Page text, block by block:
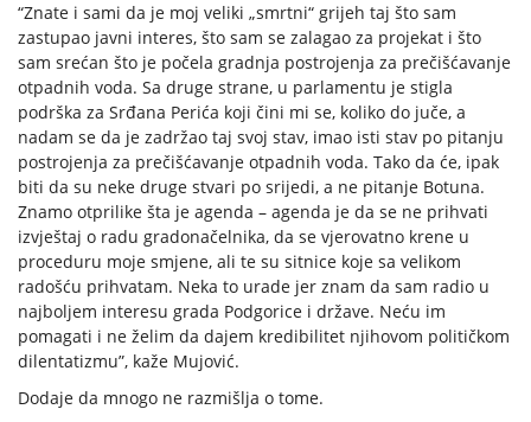
“Znate i sami da je moj veliki „smrtni“ grijeh taj što sam
zastupao javni interes, što sam se zalagao za projekat i što
sam srećan što je počela gradnja postrojenja za prečišćavanje
otpadnih voda. Sa druge strane, u parlamentu je stigla
podrška za Srđana Perića koji čini mi se, koliko do juče, a
nadam se da je zadržao taj svoj stav, imao isti stav po pitanju
postrojenja za prečišćavanje otpadnih voda. Tako da će, ipak
biti da su neke druge stvari po srijedi, a ne pitanje Botuna.
Znamo otprilike šta je agenda – agenda je da se ne prihvati
izvještaj o radu gradonačelnika, da se vjerovatno krene u
proceduru moje smjene, ali te su sitnice koje sa velikom
radošću prihvatam. Neka to urade jer znam da sam radio u
najboljem interesu grada Podgorice i države. Neću im
pomagati i ne želim da dajem kredibilitet njihovom političkom
dilentatizmu”, kaže Mujović.
Dodaje da mnogo ne razmišlja o tome.